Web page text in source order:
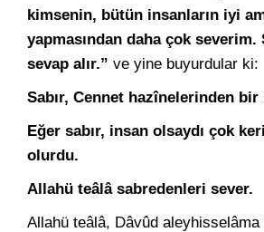
kimsenin, bütün insanların iyi
yapmasından daha çok severim.
sevap alır.” ve yine buyurdular ki:
Sabır, Cennet hazînelerinden bir
Eğer sabır, insan olsaydı çok
olurdu.
Allahü teâlâ sabredenleri sever.
Allahü teâlâ, Dâvûd aleyhisselâma